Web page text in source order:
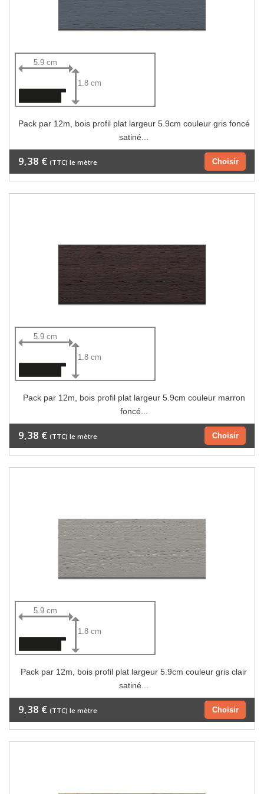
5.9 cm
1.8 cm
Pack par 12m, bois profil plat largeur 5.9cm couleur gris foncé
satiné...
Choisir
9,38 € (TTC) le mètre
5.9 cm
1.8 cm
Pack par 12m, bois profil plat largeur 5.9cm couleur marron
foncé...
Choisir
9,38 € (TTC) le mètre
5.9 cm
1.8 cm
Pack par 12m, bois profil plat largeur 5.9cm couleur gris clair
satiné...
Choisir
9,38 € (TTC) le mètre